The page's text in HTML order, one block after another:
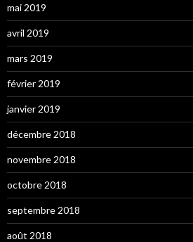
mai 2019
avril 2019
mars 2019
février 2019
janvier 2019
décembre 2018
novembre 2018
octobre 2018
septembre 2018
août 2018